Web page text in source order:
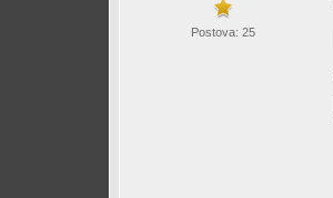
Postova: 25